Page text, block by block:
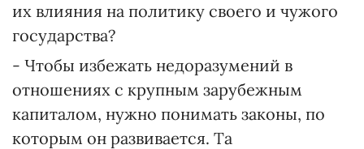
их влияния на политику своего и чужого
государства?
- Чтобы избежать недоразумений в
отношениях с крупным зарубежным
капиталом, нужно понимать законы, по
которым он развивается. Та